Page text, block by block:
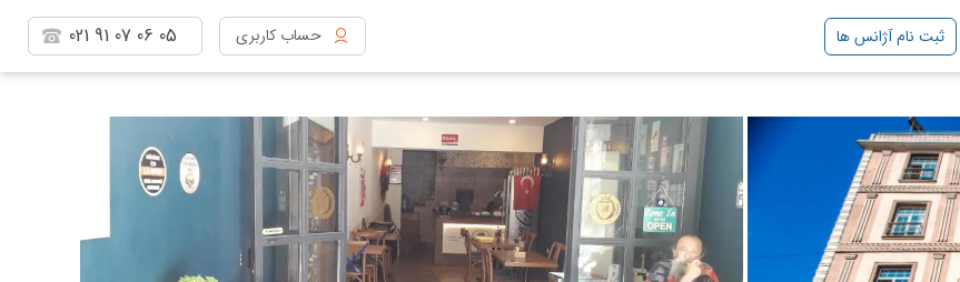
ثبت نام آژانس ها حساب کاربری
خروج
021 91 07 06 05